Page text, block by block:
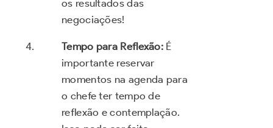
os resultados das
negociações!
Tempo para Reflexão: É
importante reservar
momentos na agenda para
o chefe ter tempo de
reflexão e contemplação.